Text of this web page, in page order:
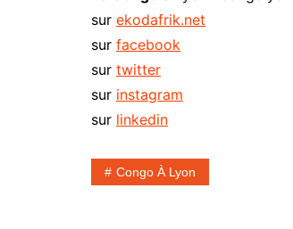
sur ekodafrik.net
sur facebook
sur twitter
sur instagram
sur linkedin
Congo À Lyon